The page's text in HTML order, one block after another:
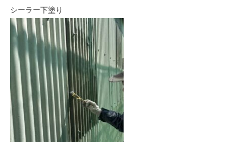
シーラー下塗り